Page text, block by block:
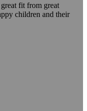
fit from great
children and their